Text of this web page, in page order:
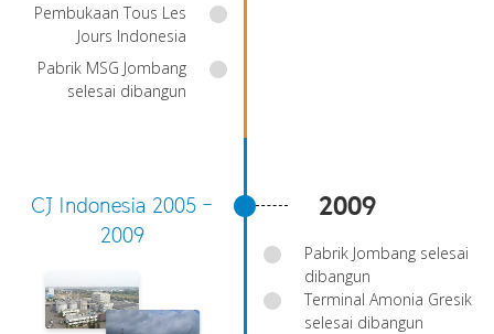
Pembukaan Tous Les
Jours Indonesia
Pabrik MSG Jombang
selesai dibangun
CJ Indonesia 2005 -
2009
2009
Pabrik Jombang selesai
dibangun
Terminal Amonia Gresik
selesai dibangun